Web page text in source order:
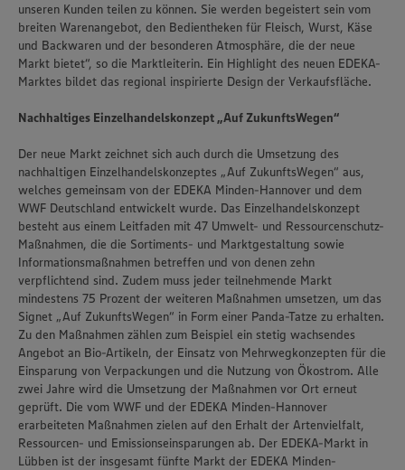
unseren Kunden teilen zu können. Sie werden begeistert sein vom
breiten Warenangebot, den Bedientheken für Fleisch, Wurst, Käse
und Backwaren und der besonderen Atmosphäre, die der neue
Markt bietet“, so die Marktleiterin. Ein Highlight des neuen EDEKA-
Marktes bildet das regional inspirierte Design der Verkaufsfläche.
Nachhaltiges Einzelhandelskonzept „Auf ZukunftsWegen“
Der neue Markt zeichnet sich auch durch die Umsetzung des
nachhaltigen Einzelhandelskonzeptes „Auf ZukunftsWegen“ aus,
welches gemeinsam von der EDEKA Minden-Hannover und dem
WWF Deutschland entwickelt wurde. Das Einzelhandelskonzept
besteht aus einem Leitfaden mit 47 Umwelt- und Ressourcenschutz-
Maßnahmen, die die Sortiments- und Marktgestaltung sowie
Informationsmaßnahmen betreffen und von denen zehn
verpflichtend sind. Zudem muss jeder teilnehmende Markt
mindestens 75 Prozent der weiteren Maßnahmen umsetzen, um das
Signet „Auf ZukunftsWegen“ in Form einer Panda-Tatze zu erhalten.
Zu den Maßnahmen zählen zum Beispiel ein stetig wachsendes
Angebot an Bio-Artikeln, der Einsatz von Mehrwegkonzepten für die
Einsparung von Verpackungen und die Nutzung von Ökostrom. Alle
zwei Jahre wird die Umsetzung der Maßnahmen vor Ort erneut
geprüft. Die vom WWF und der EDEKA Minden-Hannover
erarbeiteten Maßnahmen zielen auf den Erhalt der Artenvielfalt,
Ressourcen- und Emissionseinsparungen ab. Der EDEKA-Markt in
Lübben ist der insgesamt fünfte Markt der EDEKA Minden-